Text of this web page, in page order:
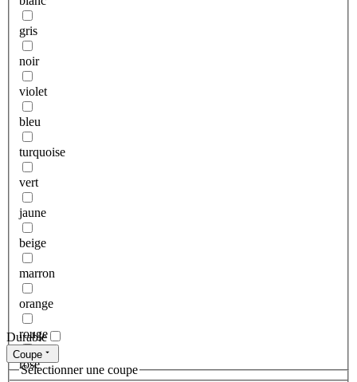
gris
noir
violet
bleu
turquoise
vert
jaune
beige
marron
orange
rouge
rose
Durable
Coupe
Sélectionner une coupe